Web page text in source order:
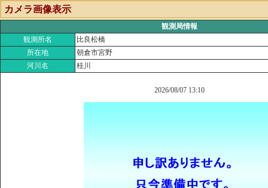
カメラ画像表示
観測局情報
観測所名
比良松橋
所在地
朝倉市宮野
河川名
桂川
2026/08/07 13:10